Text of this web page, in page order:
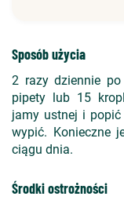
Sposób użycia
2 razy dziennie
pipety lub 15
jamy ustnej i
wypić. Konieczne
ciągu dnia.
Środki ostrożności